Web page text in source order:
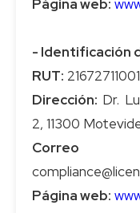
Página web:
- Identificación
RUT:
Dirección: Dr.
Página web: